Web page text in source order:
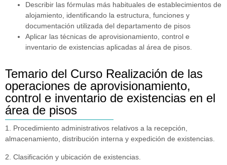
Describir las fórmulas más habituales de establecimientos de
alojamiento, identificando la estructura, funciones y
documentación utilizada del departamento de pisos
Aplicar las técnicas de aprovisionamiento, control e
inventario de existencias aplicadas al área de pisos.
Temario del Curso Realización de las
operaciones de aprovisionamiento,
control e inventario de existencias en el
área de pisos
1. Procedimiento administrativos relativos a la recepción,
almacenamiento, distribución interna y expedición de existencias.
2. Clasificación y ubicación de existencias.